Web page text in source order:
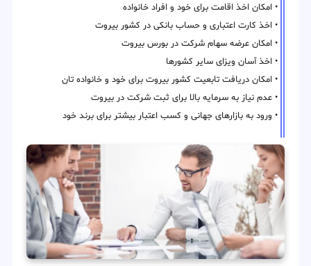
• امکان اخذ اقامت برای خود و افراد خانواده
• اخذ کارت اعتباری و حساب بانکی در کشور بیروت
• امکان عرضه سهام شرکت در بورس بیروت
• اخذ آسان ویزای سایر کشورها
• امکان دریافت تابعیت کشور بیروت برای خود و خانواده تان
• عدم نیاز به سرمایه بالا برای ثبت شرکت در بیروت
• ورود به بازارهای جهانی و کسب اعتبار بیشتر برای برند خود